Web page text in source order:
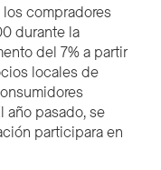
compradores
durante la
del 7% a partir
locales de
año pasado, se
participara en